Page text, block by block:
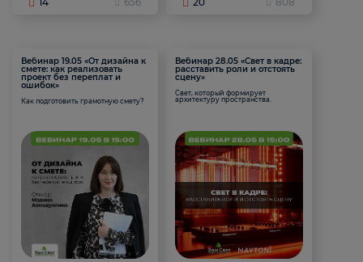
Вебинар 19.05 «От дизайна к
смете: как реализовать
проект без переплат и
ошибок»
Как подготовить грамотную смету?
Вебинар 28.05 «Свет в кадре:
расставить роли и отстоять
сцену»
Свет, который формирует
архитектуру пространства.